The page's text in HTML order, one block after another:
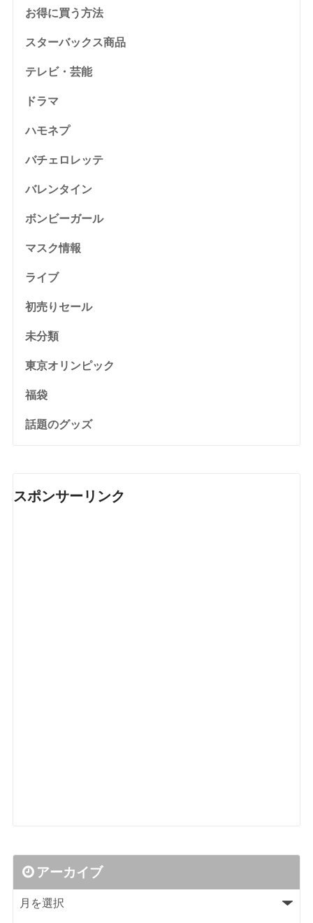
お得に買う方法
スターバックス商品
テレビ・芸能
ドラマ
ハモネプ
バチェロレッテ
バレンタイン
ボンビーガール
マスク情報
ライブ
初売りセール
未分類
東京オリンピック
福袋
話題のグッズ
スポンサーリンク
アーカイブ